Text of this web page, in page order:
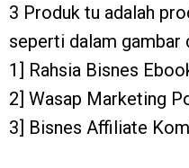
3 Produk tu adalah
seperti dalam gambar
1] Rahsia Bisnes
2] Wasap Marketing
3] Bisnes Affiliate